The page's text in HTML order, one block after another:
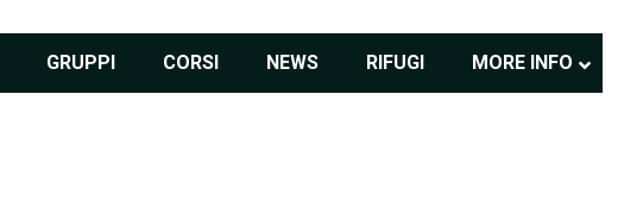
GRUPPI CORSI NEWS RIFUGI MORE INFO